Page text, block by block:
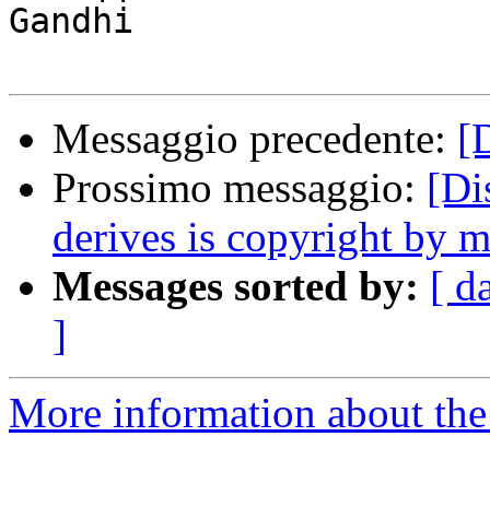
Gandhi
Messaggio precedente:
Prossimo messaggio:
derives is copyright by
Messages sorted by: [
]
More information about